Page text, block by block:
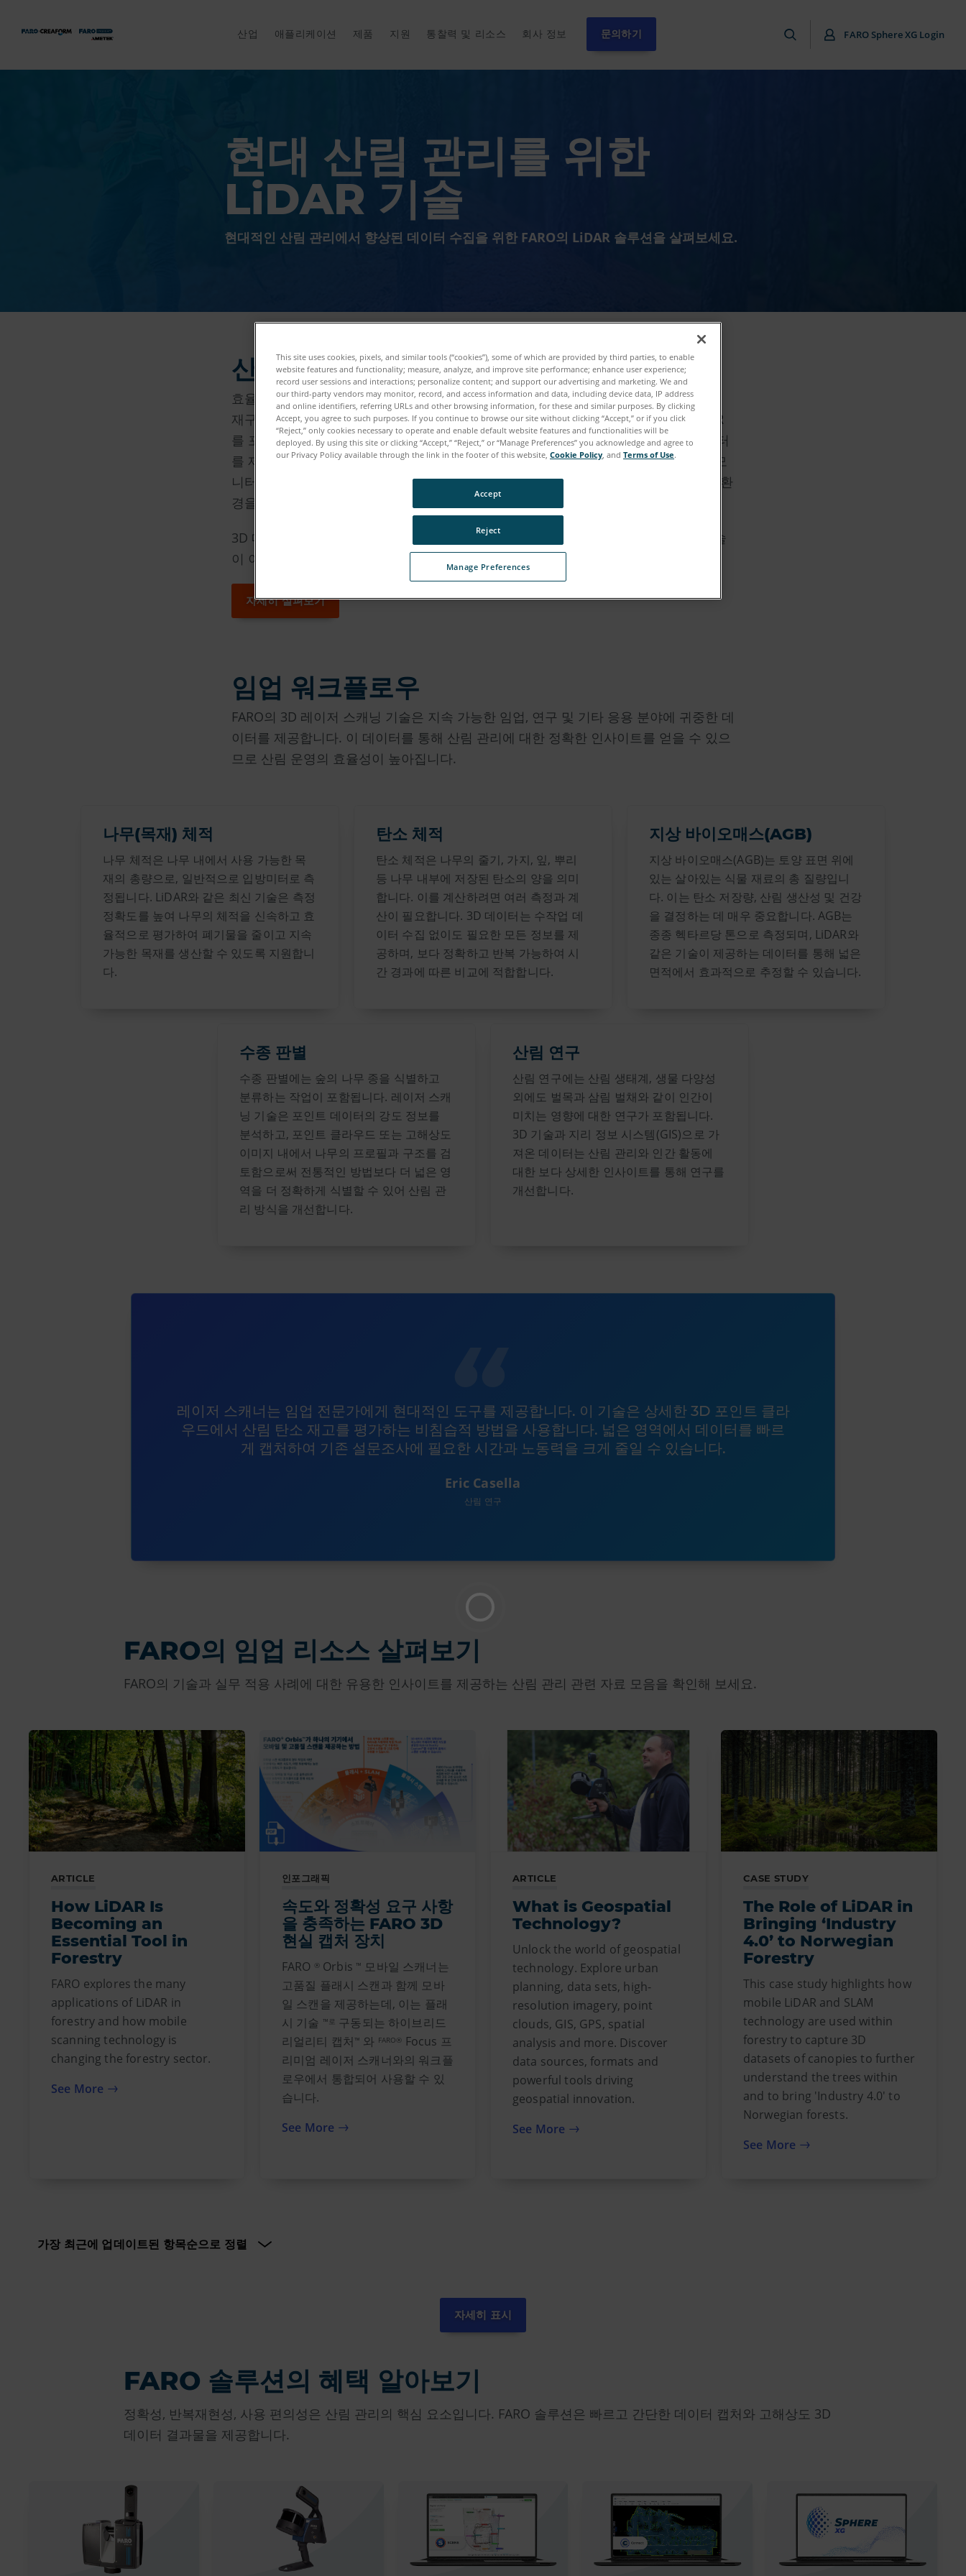
산업 애플리케이션 제품 지원 통찰력 및 리소스 회사 정보 문의하기 FARO Sphere XG Login
현대 산림 관리를 위한
LiDAR 기술
현대적인 산림 관리에서 향상된 데이터 수집을 위한 FARO의 LiDAR 솔루션을 살펴보세요.
산림 관리를 위한 차세대 3D 데이터 활용
효율적이고 지속 가능한 산림 관리의 수요가 증가함에 따라, 산림 관리, 보전 및 연구를
재구성할 수 있는 혁신적인 해결책이 필요합니다. 지상 레이저 스캐닝 및 모바일 LiDAR
를 포함한 FARO Technologies의 LiDAR 솔루션은 포괄적인 3D 포인트 클라우드 데이터
를 제공하여 이러한 목표를 지원합니다. 정확하고 반복 가능한 정보는 장기적인 산림 모
니터링에 필수적이며, FARO의 신속한 데이터 수집 솔루션은 우거진 나무 아래의 실제 환
경을 3D로 표현할 수 있는 방법을 제공합니다.
3D 데이터를 활용하여 산림 관리 애플리케이션을 강화하는 방법과 FARO의 LiDAR 기술
이 이에 적합한 도구인 이유를 확인해 보세요.
자세히 살펴보기
임업 워크플로우
FARO의 3D 레이저 스캐닝 기술은 지속 가능한 임업, 연구 및 기타 응용 분야에 귀중한 데
이터를 제공합니다. 이 데이터를 통해 산림 관리에 대한 정확한 인사이트를 얻을 수 있으
므로 산림 운영의 효율성이 높아집니다.
나무(목재) 체적
나무 체적은 나무 내에서 사용 가능한 목
재의 총량으로, 일반적으로 입방미터로 측
정됩니다. LiDAR와 같은 최신 기술은 측정
정확도를 높여 나무의 체적을 신속하고 효
율적으로 평가하여 폐기물을 줄이고 지속
가능한 목재를 생산할 수 있도록 지원합니
다.
탄소 체적
탄소 체적은 나무의 줄기, 가지, 잎, 뿌리
등 나무 내부에 저장된 탄소의 양을 의미
합니다. 이를 계산하려면 여러 측정과 계
산이 필요합니다. 3D 데이터는 수작업 데
이터 수집 없이도 필요한 모든 정보를 제
공하며, 보다 정확하고 반복 가능하여 시
간 경과에 따른 비교에 적합합니다.
지상 바이오매스(AGB)
지상 바이오매스(AGB)는 토양 표면 위에
있는 살아있는 식물 재료의 총 질량입니
다. 이는 탄소 저장량, 산림 생산성 및 건강
을 결정하는 데 매우 중요합니다. AGB는
종종 헥타르당 톤으로 측정되며, LiDAR와
같은 기술이 제공하는 데이터를 통해 넓은
면적에서 효과적으로 추정할 수 있습니다.
수종 판별
수종 판별에는 숲의 나무 종을 식별하고
분류하는 작업이 포함됩니다. 레이저 스캐
닝 기술은 포인트 데이터의 강도 정보를
분석하고, 포인트 클라우드 또는 고해상도
이미지 내에서 나무의 프로필과 구조를 검
토함으로써 전통적인 방법보다 더 넓은 영
역을 더 정확하게 식별할 수 있어 산림 관
리 방식을 개선합니다.
산림 연구
산림 연구에는 산림 생태계, 생물 다양성
외에도 벌목과 삼림 벌채와 같이 인간이
미치는 영향에 대한 연구가 포함됩니다.
3D 기술과 지리 정보 시스템(GIS)으로 가
져온 데이터는 산림 관리와 인간 활동에
대한 보다 상세한 인사이트를 통해 연구를
개선합니다.
레이저 스캐너는 임업 전문가에게 현대적인 도구를 제공합니다. 이 기술은 상세한 3D 포인트 클라
우드에서 산림 탄소 재고를 평가하는 비침습적 방법을 사용합니다. 넓은 영역에서 데이터를 빠르
게 캡처하여 기존 설문조사에 필요한 시간과 노동력을 크게 줄일 수 있습니다.
Eric Casella
산림 연구
FARO의 임업 리소스 살펴보기
FARO의 기술과 실무 적용 사례에 대한 유용한 인사이트를 제공하는 산림 관리 관련 자료 모음을 확인해 보세요.
ARTICLE
How LiDAR Is
Becoming an
Essential Tool in
Forestry
FARO explores the many
applications of LiDAR in
forestry and how mobile
scanning technology is
changing the forestry sector.
See More
인포그래픽
속도와 정확성 요구 사항
을 충족하는 FARO 3D
현실 캡처 장치
FARO ®Orbis ™ 모바일 스캐너는
고품질 플래시 스캔과 함께 모바
일 스캔을 제공하는데, 이는 플래
시 기술 ™로 구동되는 하이브리드
리얼리티 캡처 ™ 와 FARO® Focus 프
리미엄 레이저 스캐너와의 워크플
로우에서 통합되어 사용할 수 있
습니다.
See More
ARTICLE
What is Geospatial
Technology?
Unlock the world of geospatial
technology. Explore urban
planning, data sets, high-
resolution imagery, point
clouds, GIS, GPS, spatial
analysis and more. Discover
data sources, formats and
powerful tools driving
geospatial innovation.
See More
CASE STUDY
The Role of LiDAR in
Bringing ‘Industry
4.0’ to Norwegian
Forestry
This case study highlights how
mobile LiDAR and SLAM
technology are used within
forestry to capture 3D
datasets of canopies to further
understand the trees within
and to bring 'Industry 4.0' to
Norwegian forests.
See More
자세히 표시
FARO 솔루션의 혜택 알아보기
정확성, 반복재현성, 사용 편의성은 산림 관리의 핵심 요소입니다. FARO 솔루션은 빠르고 간단한 데이터 캡처와 고해상도 3D
데이터 결과물을 제공합니다.
This site uses cookies, pixels, and similar tools (“cookies”), some of which are provided by third parties, to enable
website features and functionality; measure, analyze, and improve site performance; enhance user experience;
record user sessions and interactions; personalize content; and support our advertising and marketing. We and
our third-party vendors may monitor, record, and access information and data, including device data, IP address
and online identifiers, referring URLs and other browsing information, for these and similar purposes. By clicking
Accept, you agree to such purposes. If you continue to browse our site without clicking “Accept,” or if you click
“Reject,” only cookies necessary to operate and enable default website features and functionalities will be
deployed. By using this site or clicking “Accept,” “Reject,” or “Manage Preferences” you acknowledge and agree to
our Privacy Policy available through the link in the footer of this website, Cookie Policy, and Terms of Use.
Manage Preferences
Reject
Accept